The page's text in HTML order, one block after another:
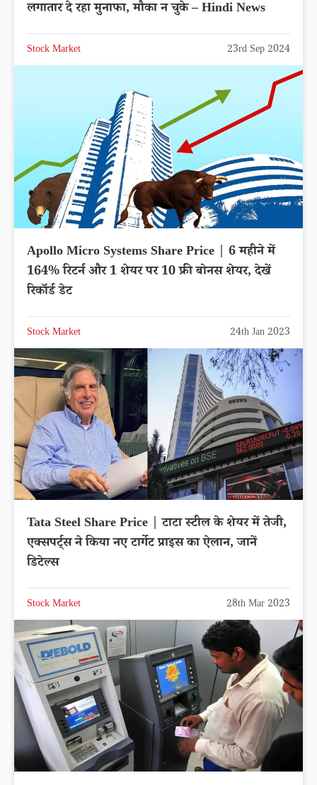
लगातार दे रहा मुनाफा, मौका न चुके – Hindi News
Stock Market 23rd Sep 2024
Apollo Micro Systems Share Price | 6 महीने में
164% रिटर्न और 1 शेयर पर 10 फ्री बोनस शेयर, देखें
रिकॉर्ड डेट
Stock Market 24th Jan 2023
Tata Steel Share Price | टाटा स्टील के शेयर में तेजी,
एक्सपर्ट्स ने किया नए टार्गेट प्राइस का ऐलान, जानें
डिटेल्स
Stock Market 28th Mar 2023